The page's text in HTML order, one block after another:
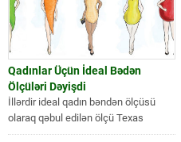
Qadınlar Üçün İdeal Bədən
Ölçüləri Dəyişdi
İllərdir ideal qadın bəndən ölçüsü
olaraq qəbul edilən ölçü Texas
universiteti araştırmasına əsasən